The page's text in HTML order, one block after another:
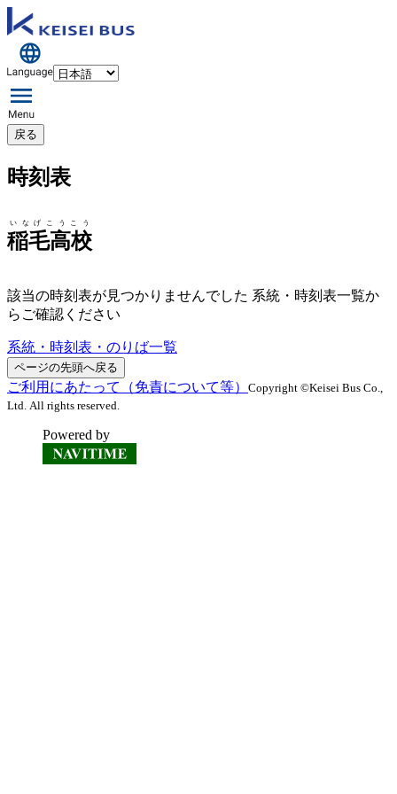
戻る
時刻表
稲毛高校
いなげこうこう
該当の時刻表が見つかりませんでした 系統・時刻表一覧か
らご確認ください
系統・時刻表・のりば一覧
ページの先頭へ戻る
ご利用にあたって（免責について等） Copyright ©Keisei Bus Co.,
Ltd. All rights reserved.
Powered by